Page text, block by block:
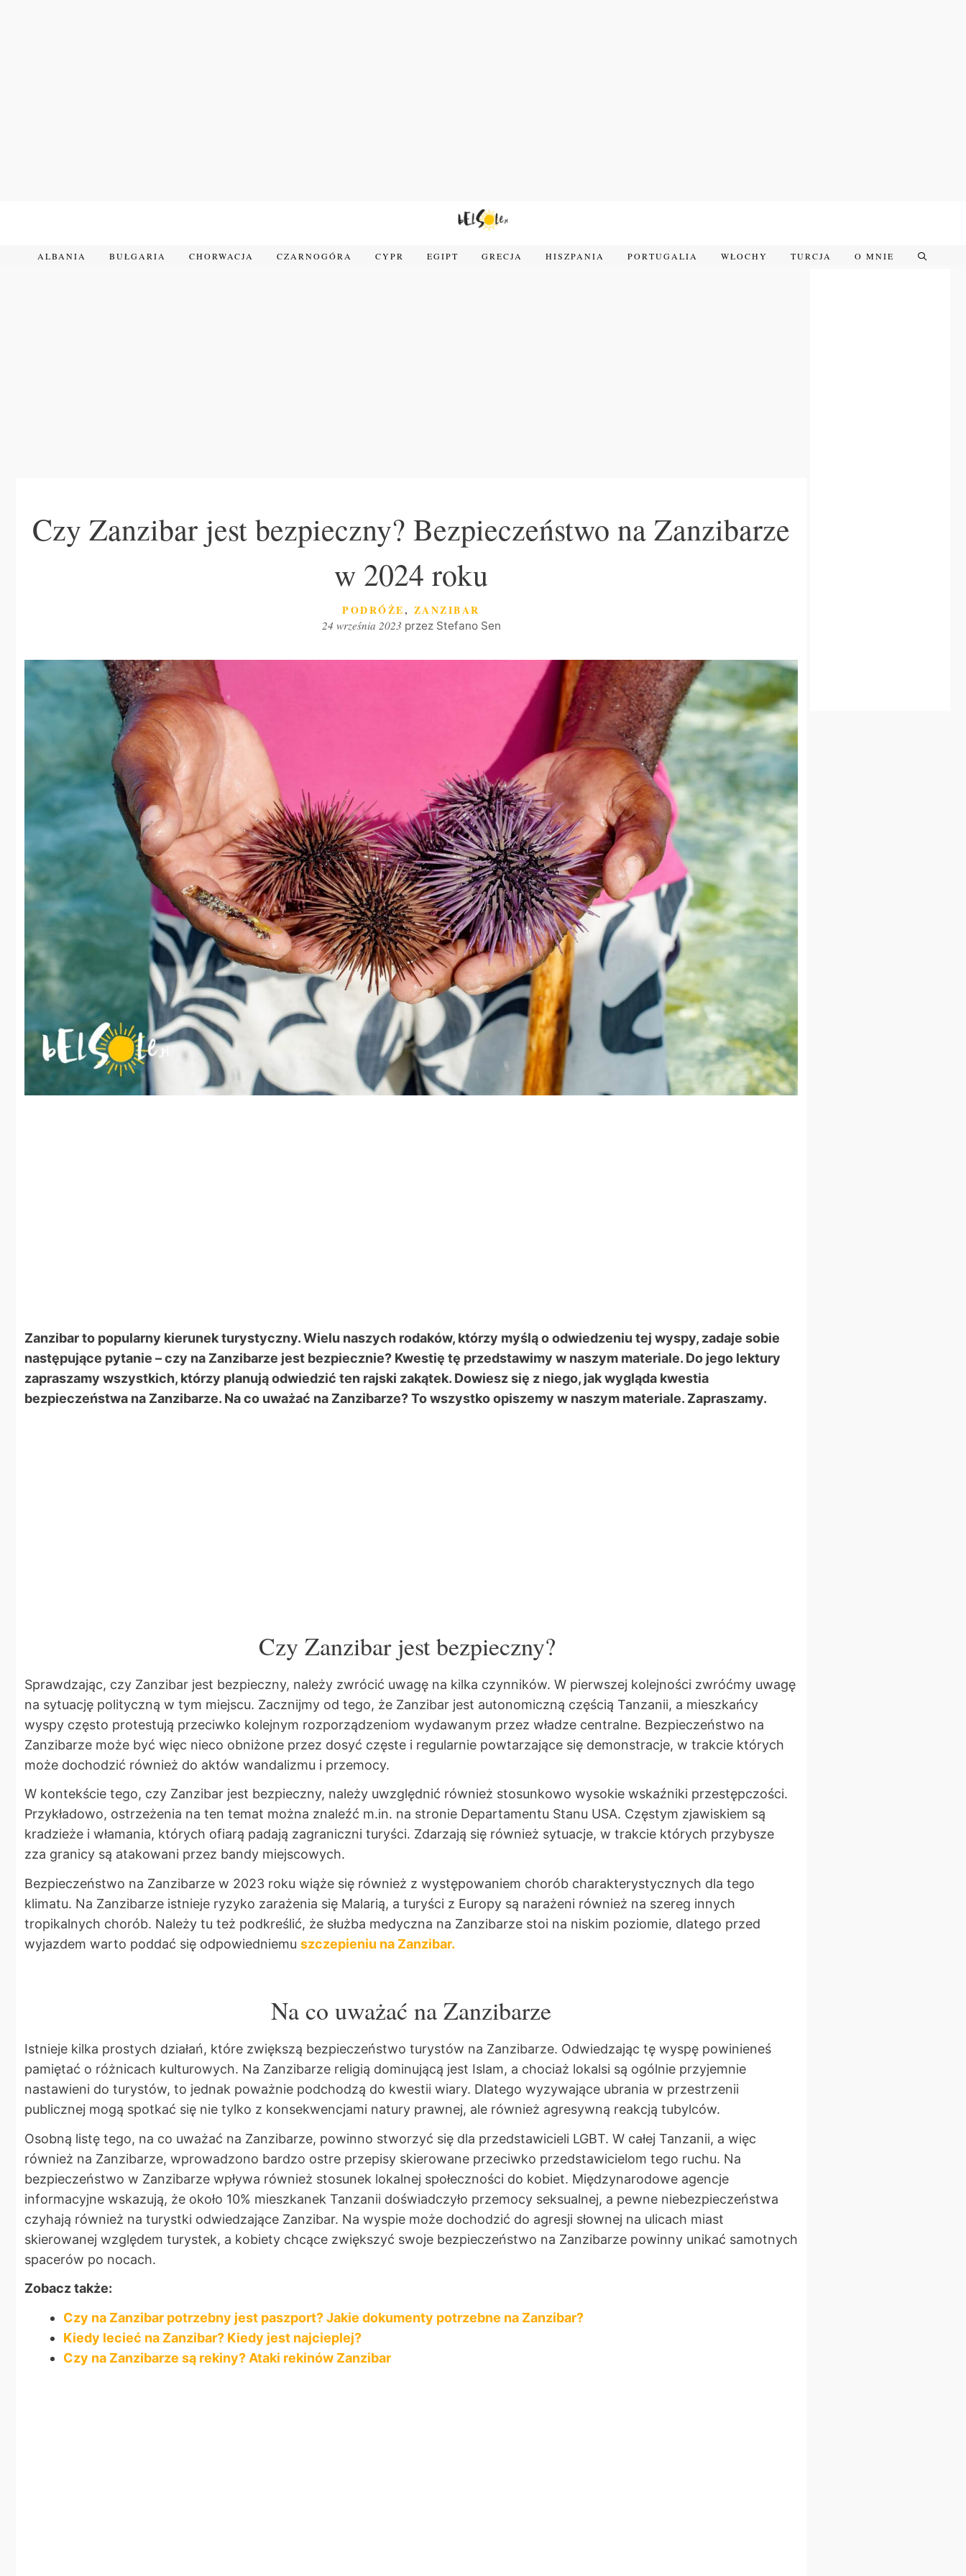
ALBANIA BUŁGARIA CHORWACJA CZARNOGÓRA CYPR EGIPT GRECJA HISZPANIA PORTUGALIA WŁOCHY TURCJA O MNIE
Czy Zanzibar jest bezpieczny? Bezpieczeństwo na Zanzibarze
w 2024 roku
KATEGORIE
PODRÓŻE, ZANZIBAR
24 września 2023 przez Stefano Sen
Zanzibar to popularny kierunek turystyczny. Wielu naszych rodaków, którzy myślą o odwiedzeniu tej wyspy, zadaje sobie
następujące pytanie – czy na Zanzibarze jest bezpiecznie? Kwestię tę przedstawimy w naszym materiale. Do jego lektury
zapraszamy wszystkich, którzy planują odwiedzić ten rajski zakątek. Dowiesz się z niego, jak wygląda kwestia
bezpieczeństwa na Zanzibarze. Na co uważać na Zanzibarze? To wszystko opiszemy w naszym materiale. Zapraszamy.
Czy Zanzibar jest bezpieczny?
Sprawdzając, czy Zanzibar jest bezpieczny, należy zwrócić uwagę na kilka czynników. W pierwszej kolejności zwróćmy uwagę
na sytuację polityczną w tym miejscu. Zacznijmy od tego, że Zanzibar jest autonomiczną częścią Tanzanii, a mieszkańcy
wyspy często protestują przeciwko kolejnym rozporządzeniom wydawanym przez władze centralne. Bezpieczeństwo na
Zanzibarze może być więc nieco obniżone przez dosyć częste i regularnie powtarzające się demonstracje, w trakcie których
może dochodzić również do aktów wandalizmu i przemocy.
W kontekście tego, czy Zanzibar jest bezpieczny, należy uwzględnić również stosunkowo wysokie wskaźniki przestępczości.
Przykładowo, ostrzeżenia na ten temat można znaleźć m.in. na stronie Departamentu Stanu USA. Częstym zjawiskiem są
kradzieże i włamania, których ofiarą padają zagraniczni turyści. Zdarzają się również sytuacje, w trakcie których przybysze
zza granicy są atakowani przez bandy miejscowych.
Bezpieczeństwo na Zanzibarze w 2023 roku wiąże się również z występowaniem chorób charakterystycznych dla tego
klimatu. Na Zanzibarze istnieje ryzyko zarażenia się Malarią, a turyści z Europy są narażeni również na szereg innych
tropikalnych chorób. Należy tu też podkreślić, że służba medyczna na Zanzibarze stoi na niskim poziomie, dlatego przed
wyjazdem warto poddać się odpowiedniemu szczepieniu na Zanzibar.
Na co uważać na Zanzibarze
Istnieje kilka prostych działań, które zwiększą bezpieczeństwo turystów na Zanzibarze. Odwiedzając tę wyspę powinieneś
pamiętać o różnicach kulturowych. Na Zanzibarze religią dominującą jest Islam, a chociaż lokalsi są ogólnie przyjemnie
nastawieni do turystów, to jednak poważnie podchodzą do kwestii wiary. Dlatego wyzywające ubrania w przestrzenii
publicznej mogą spotkać się nie tylko z konsekwencjami natury prawnej, ale również agresywną reakcją tubylców.
Osobną listę tego, na co uważać na Zanzibarze, powinno stworzyć się dla przedstawicieli LGBT. W całej Tanzanii, a więc
również na Zanzibarze, wprowadzono bardzo ostre przepisy skierowane przeciwko przedstawicielom tego ruchu. Na
bezpieczeństwo w Zanzibarze wpływa również stosunek lokalnej społeczności do kobiet. Międzynarodowe agencje
informacyjne wskazują, że około 10% mieszkanek Tanzanii doświadczyło przemocy seksualnej, a pewne niebezpieczeństwa
czyhają również na turystki odwiedzające Zanzibar. Na wyspie może dochodzić do agresji słownej na ulicach miast
skierowanej względem turystek, a kobiety chcące zwiększyć swoje bezpieczeństwo na Zanzibarze powinny unikać samotnych
spacerów po nocach.
Zobacz także:
Czy na Zanzibar potrzebny jest paszport? Jakie dokumenty potrzebne na Zanzibar?
Kiedy lecieć na Zanzibar? Kiedy jest najcieplej?
Czy na Zanzibarze są rekiny? Ataki rekinów Zanzibar